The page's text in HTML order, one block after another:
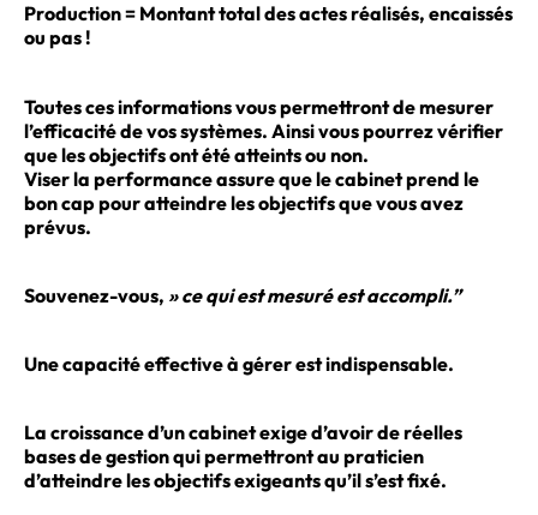
Production = Montant total des actes réalisés, encaissés
ou pas !
Toutes ces informations vous permettront de mesurer
l’efficacité de vos systèmes. Ainsi vous pourrez vérifier
que les objectifs ont été atteints ou non.
Viser la performance assure que le cabinet prend le
bon cap pour atteindre les objectifs que vous avez
prévus.
Souvenez-vous, » ce qui est mesuré est accompli.”
Une capacité effective à gérer est indispensable.
La croissance d’un cabinet exige d’avoir de réelles
bases de gestion qui permettront au praticien
d’atteindre les objectifs exigeants qu’il s’est fixé.